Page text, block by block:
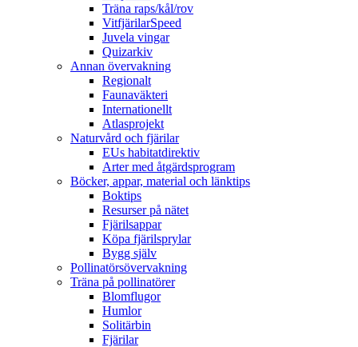
Träna raps/kål/rov
VitfjärilarSpeed
Juvela vingar
Quizarkiv
Annan övervakning
Regionalt
Faunaväkteri
Internationellt
Atlasprojekt
Naturvård och fjärilar
EUs habitatdirektiv
Arter med åtgärdsprogram
Böcker, appar, material och länktips
Boktips
Resurser på nätet
Fjärilsappar
Köpa fjärilsprylar
Bygg själv
Pollinatörsövervakning
Träna på pollinatörer
Blomflugor
Humlor
Solitärbin
Fjärilar